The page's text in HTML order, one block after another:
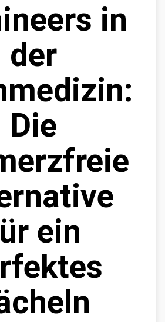
in
der
Die
ein